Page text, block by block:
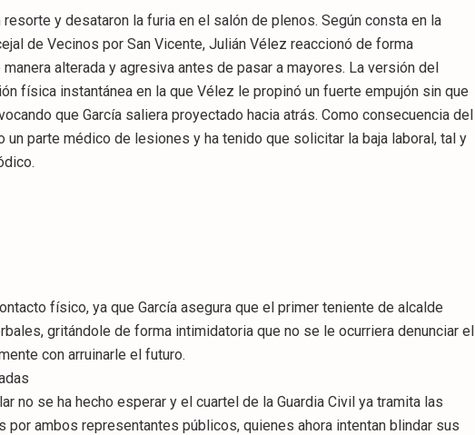
y desataron la furia en el salón de plenos. Según consta en la
de Vecinos por San Vicente, Julián Vélez reaccionó de forma
alterada y agresiva antes de pasar a mayores. La versión del
física instantánea en la que Vélez le propinó un fuerte empujón sin que
que García saliera proyectado hacia atrás. Como consecuencia del
un parte médico de lesiones y ha tenido que solicitar la baja laboral, tal y
físico, ya que García asegura que el primer teniente de alcalde
gritándole de forma intimidatoria que no se le ocurriera denunciar el
con arruinarle el futuro.
no se ha hecho esperar y el cuartel de la Guardia Civil ya tramita las
por ambos representantes públicos, quienes ahora intentan blindar sus